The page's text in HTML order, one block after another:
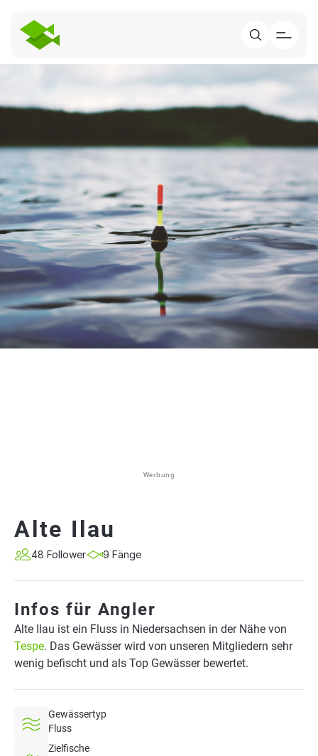
Werbung
Alte Ilau
48 Follower 9 Fänge
Infos für Angler
Alte Ilau ist ein Fluss in Niedersachsen in der Nähe von
Tespe. Das Gewässer wird von unseren Mitgliedern sehr
wenig befischt und als Top Gewässer bewertet.
Gewässertyp
Fluss
Zielfische